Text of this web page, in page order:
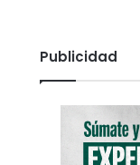
Publicidad